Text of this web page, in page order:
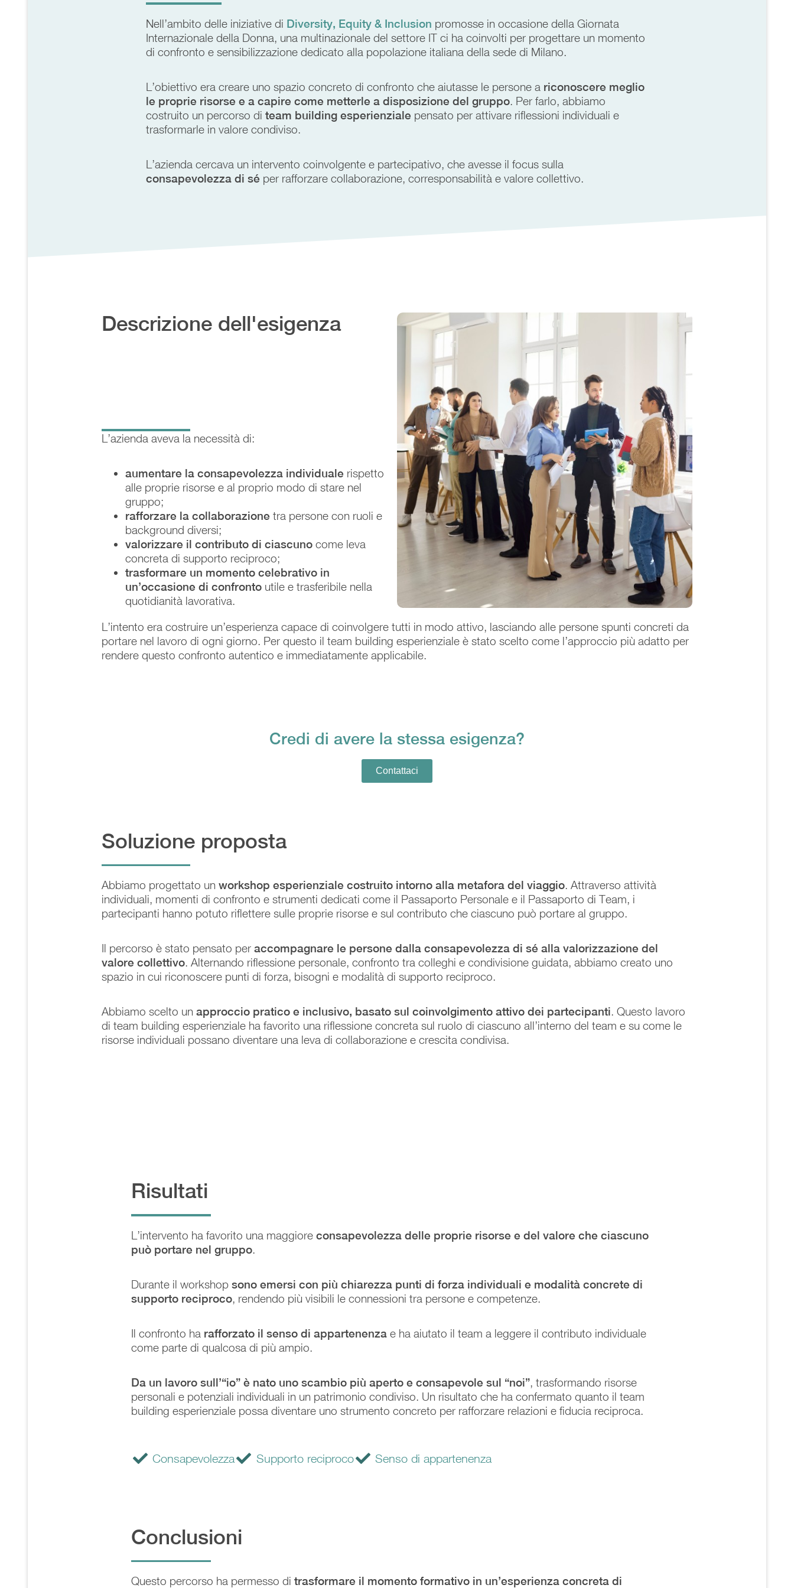
Nell’ambito delle iniziative di Diversity, Equity & Inclusion promosse in occasione della Giornata
Internazionale della Donna, una multinazionale del settore IT ci ha coinvolti per progettare un momento
di confronto e sensibilizzazione dedicato alla popolazione italiana della sede di Milano.
L’obiettivo era creare uno spazio concreto di confronto che aiutasse le persone a riconoscere meglio
le proprie risorse e a capire come metterle a disposizione del gruppo. Per farlo, abbiamo
costruito un percorso di team building esperienziale pensato per attivare riflessioni individuali e
trasformarle in valore condiviso.
L’azienda cercava un intervento coinvolgente e partecipativo, che avesse il focus sulla
consapevolezza di sé per rafforzare collaborazione, corresponsabilità e valore collettivo.
Descrizione dell'esigenza
L’azienda aveva la necessità di:
aumentare la consapevolezza individuale rispetto
alle proprie risorse e al proprio modo di stare nel
gruppo;
rafforzare la collaborazione tra persone con ruoli e
background diversi;
valorizzare il contributo di ciascuno come leva
concreta di supporto reciproco;
trasformare un momento celebrativo in
un’occasione di confronto utile e trasferibile nella
quotidianità lavorativa.
L’intento era costruire un’esperienza capace di coinvolgere tutti in modo attivo, lasciando alle persone spunti concreti da
portare nel lavoro di ogni giorno. Per questo il team building esperienziale è stato scelto come l’approccio più adatto per
rendere questo confronto autentico e immediatamente applicabile.
Credi di avere la stessa esigenza?
Contattaci
Soluzione proposta
Abbiamo progettato un workshop esperienziale costruito intorno alla metafora del viaggio. Attraverso attività
individuali, momenti di confronto e strumenti dedicati come il Passaporto Personale e il Passaporto di Team, i
partecipanti hanno potuto riflettere sulle proprie risorse e sul contributo che ciascuno può portare al gruppo.
Il percorso è stato pensato per accompagnare le persone dalla consapevolezza di sé alla valorizzazione del
valore collettivo. Alternando riflessione personale, confronto tra colleghi e condivisione guidata, abbiamo creato uno
spazio in cui riconoscere punti di forza, bisogni e modalità di supporto reciproco.
Abbiamo scelto un approccio pratico e inclusivo, basato sul coinvolgimento attivo dei partecipanti. Questo lavoro
di team building esperienziale ha favorito una riflessione concreta sul ruolo di ciascuno all’interno del team e su come le
risorse individuali possano diventare una leva di collaborazione e crescita condivisa.
Risultati
L’intervento ha favorito una maggiore consapevolezza delle proprie risorse e del valore che ciascuno
può portare nel gruppo.
Durante il workshop sono emersi con più chiarezza punti di forza individuali e modalità concrete di
supporto reciproco, rendendo più visibili le connessioni tra persone e competenze.
Il confronto ha rafforzato il senso di appartenenza e ha aiutato il team a leggere il contributo individuale
come parte di qualcosa di più ampio.
Da un lavoro sull’“io” è nato uno scambio più aperto e consapevole sul “noi”, trasformando risorse
personali e potenziali individuali in un patrimonio condiviso. Un risultato che ha confermato quanto il team
building esperienziale possa diventare uno strumento concreto per rafforzare relazioni e fiducia reciproca.
Consapevolezza Supporto reciproco Senso di appartenenza
Conclusioni
Questo percorso ha permesso di trasformare il momento formativo in un’esperienza concreta di